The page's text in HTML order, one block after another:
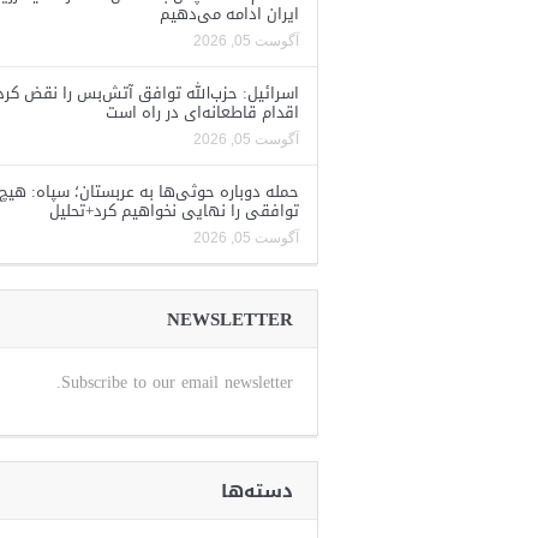
ایران ادامه می‌دهیم
آگوست 05, 2026
اسرائیل: حزب‌الله توافق آتش‌بس را نقض
اقدام قاطعانه‌ای در راه است
آگوست 05, 2026
حمله دوباره حوثی‌ها به عربستان؛ سپاه: هیچ
توافقی را نهایی نخواهیم کرد+تحلیل
آگوست 05, 2026
NEWSLETTER
Subscribe to our email newsletter.
دسته‌ها